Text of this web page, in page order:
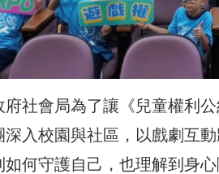
府社會局為了讓《兒童權利
深入校園與社區，以戲劇互
如何守護自己，也理解到身